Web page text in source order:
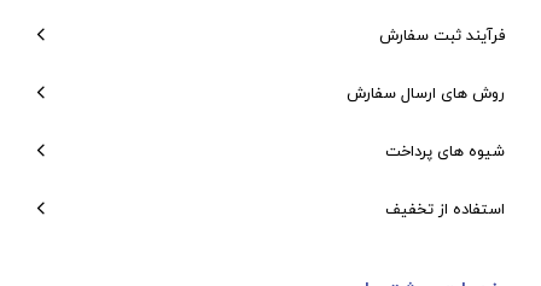
فرآیند ثبت سفارش
روش های ارسال سفارش
شیوه های پرداخت
استفاده از تخفیف